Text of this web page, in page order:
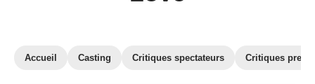
Accueil Casting Critiques spectateurs Critiques